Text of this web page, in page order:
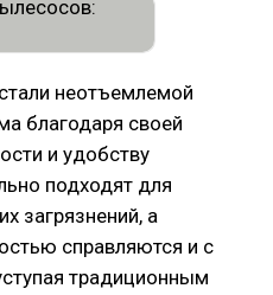
неотъемлемой
благодаря своей
и удобству
подходят для
загрязнений, а
справляются и с
традиционным